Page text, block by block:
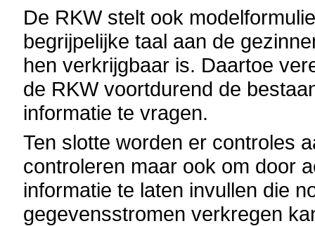
De RKW stelt ook
begrijpelijke taal aan de
hen verkrijgbaar is. Daartoe
de RKW voortdurend de
informatie te vragen.
Ten slotte worden er controles
controleren maar ook om door
informatie te laten invullen die
gegevensstromen verkregen